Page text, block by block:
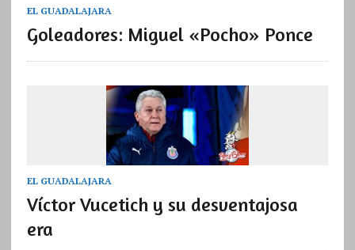
EL GUADALAJARA
Goleadores: Miguel «Pocho» Ponce
EL GUADALAJARA
Víctor Vucetich y su desventajosa
era